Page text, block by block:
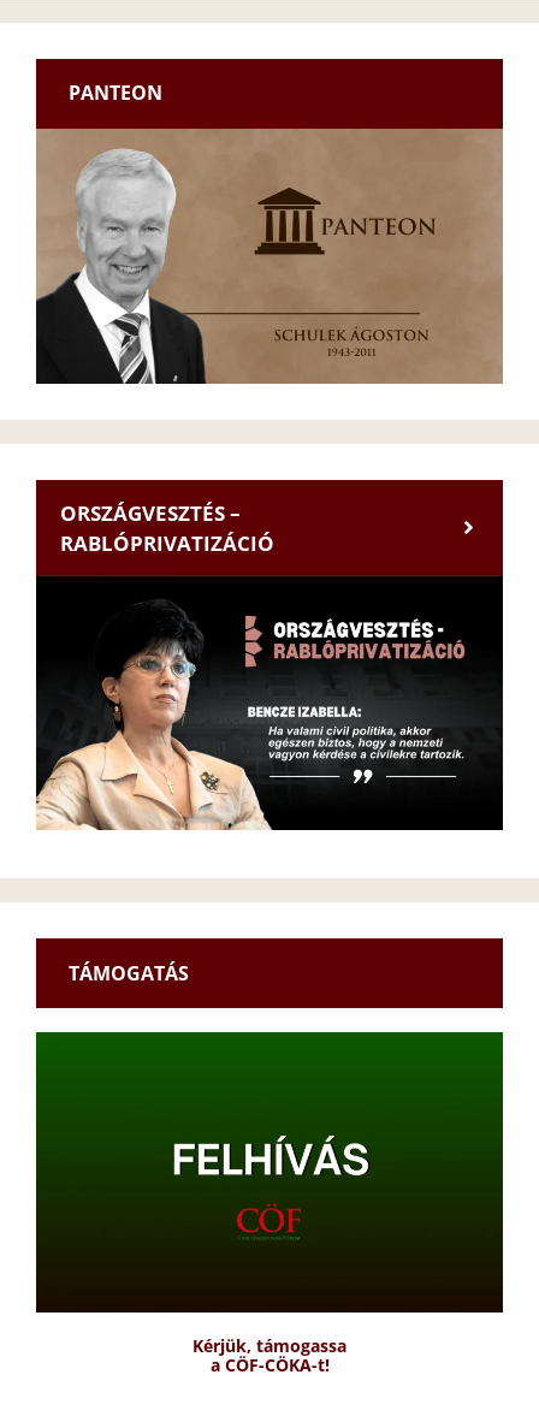
PANTEON
ORSZÁGVESZTÉS –
RABLÓPRIVATIZÁCIÓ
TÁMOGATÁS
Kérjük, támogassa
a CÖF-CÖKA-t!